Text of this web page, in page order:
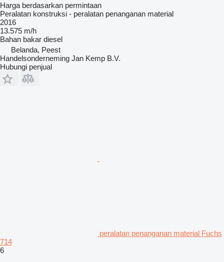
Harga berdasarkan permintaan
Peralatan konstruksi - peralatan penanganan material
2016
13.575 m/h
Bahan bakar diesel
Belanda, Peest
Handelsonderneming Jan Kemp B.V.
Hubungi penjual
peralatan penanganan material Fuchs
714
6